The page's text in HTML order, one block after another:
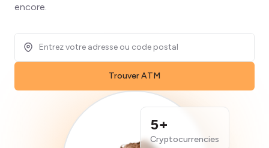
encore.
Trouver ATM
5+
Cryptocurrencies